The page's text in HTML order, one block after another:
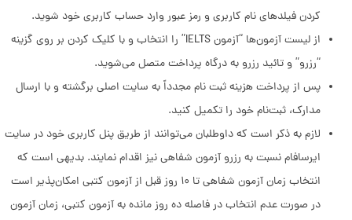
کردن فیلدهای نام کاربری و رمز عبور وارد حساب کاربری خود شوید.
از لیست آزمون‌ها “آزمون IELTS” را انتخاب و با کلیک کردن بر روی گزینه
“رزرو” و تائید رزرو به درگاه پرداخت متصل می‌شوید.
پس از پرداخت هزینه ثبت نام مجدداً به سایت اصلی برگشته و با ارسال
مدارک، ثبت‌نام خود را تکمیل کنید.
لازم به ذکر است که داوطلبان می‌توانند از طریق پنل کاربری خود در سایت
ایرسافام نسبت به رزرو آزمون شفاهی نیز اقدام نمایند. بدیهی است که
انتخاب زمان آزمون شفاهی تا ۱۰ روز قبل از آزمون کتبی امکان‌پذیر است
در صورت عدم انتخاب در فاصله ده روز مانده به آزمون کتبی، زمان آزمون